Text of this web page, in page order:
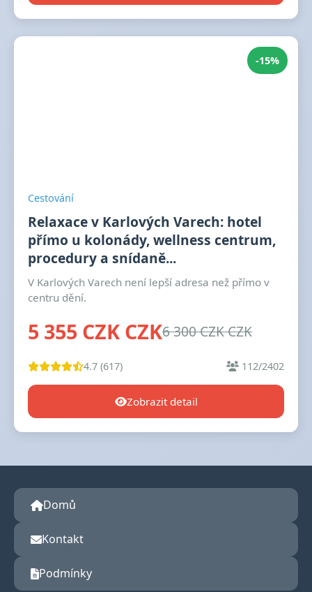
-15%
Cestování
Relaxace v Karlových Varech: hotel
přímo u kolonády, wellness centrum,
procedury a snídaně...
V Karlových Varech není lepší adresa než přímo v
centru dění.
5 355 CZK CZK6 300 CZK CZK
4.7 (617) 112/2402
Zobrazit detail
Domů
Kontakt
Podmínky